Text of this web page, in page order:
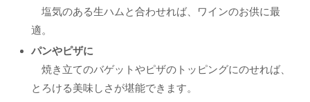
塩気のある生ハムと合わせれば、ワインのお供に最
適。
パンやピザに
焼き立てのバゲットやピザのトッピングにのせれば、
とろける美味しさが堪能できます。